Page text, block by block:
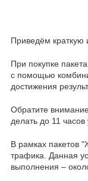
Приведём
При покупке
с помощью
достижения
Обратите
делать до 11 часов
В рамках пакетов
трафика. Данная
выполнения –